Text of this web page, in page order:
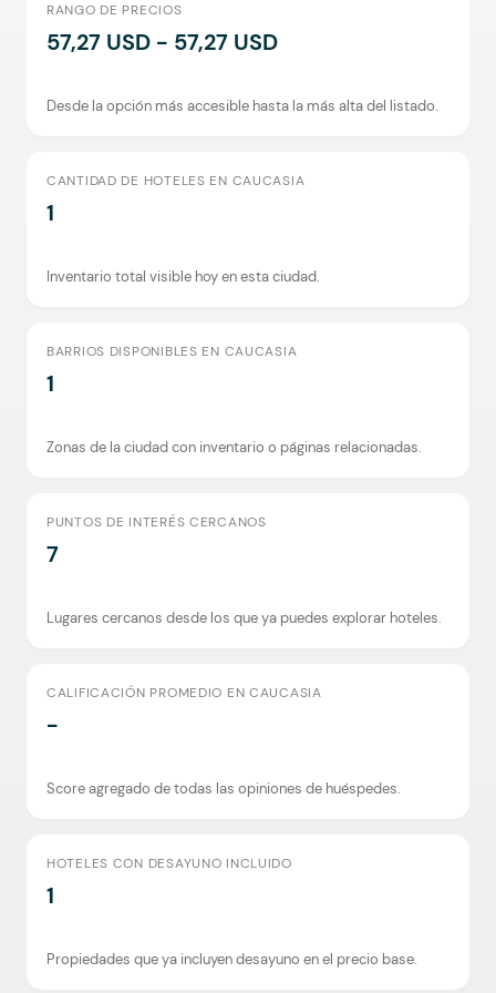
RANGO DE PRECIOS
57,27 USD - 57,27 USD
Desde la opción más accesible hasta la más alta del listado.
CANTIDAD DE HOTELES EN CAUCASIA
1
Inventario total visible hoy en esta ciudad.
BARRIOS DISPONIBLES EN CAUCASIA
1
Zonas de la ciudad con inventario o páginas relacionadas.
PUNTOS DE INTERÉS CERCANOS
7
Lugares cercanos desde los que ya puedes explorar hoteles.
CALIFICACIÓN PROMEDIO EN CAUCASIA
-
Score agregado de todas las opiniones de huéspedes.
HOTELES CON DESAYUNO INCLUIDO
1
Propiedades que ya incluyen desayuno en el precio base.